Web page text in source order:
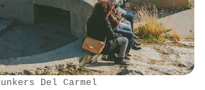
Del Carmel